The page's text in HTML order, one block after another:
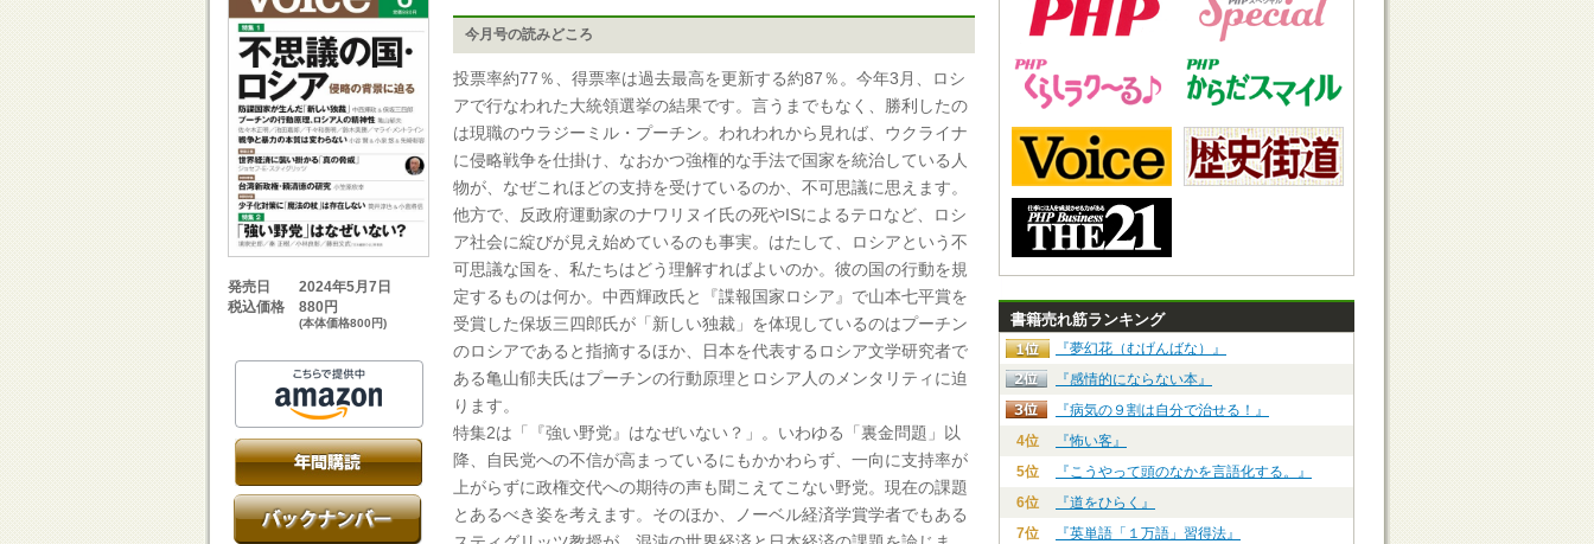
発売日
2024年5月7日
税込価格
880円
(本体価格800円)
今月号の読みどころ
投票率約77％、得票率は過去最高を更新する約87％。今年3月、ロシ
アで行なわれた大統領選挙の結果です。言うまでもなく、勝利したの
は現職のウラジーミル・プーチン。われわれから見れば、ウクライナ
に侵略戦争を仕掛け、なおかつ強権的な手法で国家を統治している人
物が、なぜこれほどの支持を受けているのか、不可思議に思えます。
他方で、反政府運動家のナワリヌイ氏の死やISによるテロなど、ロシ
ア社会に綻びが見え始めているのも事実。はたして、ロシアという不
可思議な国を、私たちはどう理解すればよいのか。彼の国の行動を規
定するものは何か。中西輝政氏と『諜報国家ロシア』で山本七平賞を
受賞した保坂三四郎氏が「新しい独裁」を体現しているのはプーチン
のロシアであると指摘するほか、日本を代表するロシア文学研究者で
ある亀山郁夫氏はプーチンの行動原理とロシア人のメンタリティに迫
ります。
特集2は「『強い野党』はなぜいない？」。いわゆる「裏金問題」以
降、自民党への不信が高まっているにもかかわらず、一向に支持率が
上がらずに政権交代への期待の声も聞こえてこない野党。現在の課題
とあるべき姿を考えます。そのほか、ノーベル経済学賞学者でもある
書籍売れ筋ランキング
『夢幻花（むげんばな）』
『感情的にならない本』
『病気の９割は自分で治せる！』
4位
『怖い客』
5位
『こうやって頭のなかを言語化する。』
6位
『道をひらく』
7位
『英単語「１万語」習得法』